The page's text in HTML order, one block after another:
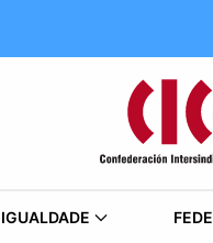
IGUALDADE